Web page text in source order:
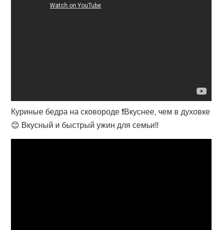
Куриные бедра на сковороде ❗Вкуснее, чем в духовке
😊 Вкусный и быстрый ужин для семьи‼️